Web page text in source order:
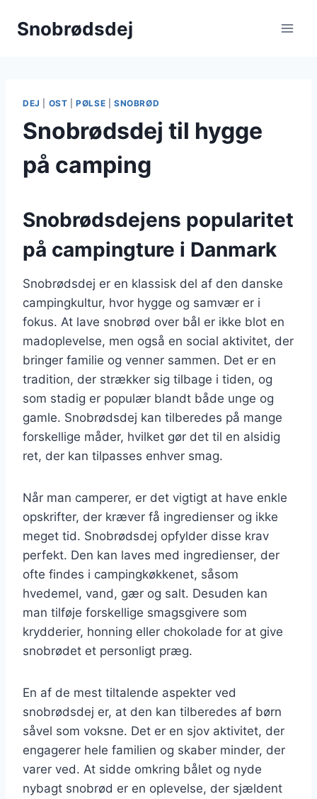
Snobrødsdej
DEJ OST |PØLSE SNOBRØD
Snobrødsdej til hygge
på camping
Snobrødsdejens popularitet
på campingture i Danmark
Snobrødsdej er en klassisk del af den danske
campingkultur, hvor hygge og samvær er i
fokus. At lave snobrød over bål er ikke blot en
madoplevelse, men også en social aktivitet, der
bringer familie og venner sammen. Det er en
tradition, der strækker sig tilbage i tiden, og
som stadig er populær blandt både unge og
gamle. Snobrødsdej kan tilberedes på mange
forskellige måder, hvilket gør det til en alsidig
ret, der kan tilpasses enhver smag.
Når man camperer, er det vigtigt at have enkle
opskrifter, der kræver få ingredienser og ikke
meget tid. Snobrødsdej opfylder disse krav
perfekt. Den kan laves med ingredienser, der
ofte findes i campingkøkkenet, såsom
hvedemel, vand, gær og salt. Desuden kan
man tilføje forskellige smagsgivere som
krydderier, honning eller chokolade for at give
snobrødet et personligt præg.
En af de mest tiltalende aspekter ved
snobrødsdej er, at den kan tilberedes af børn
såvel som voksne. Det er en sjov aktivitet, der
engagerer hele familien og skaber minder, der
varer ved. At sidde omkring bålet og nyde
nybagt snobrød er en oplevelse, der sjældent